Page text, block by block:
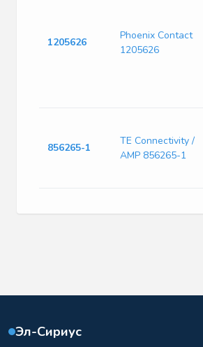
1205626
Phoenix Contact
1205626
856265-1
TE Connectivity /
AMP 856265-1
Эл-Сириус